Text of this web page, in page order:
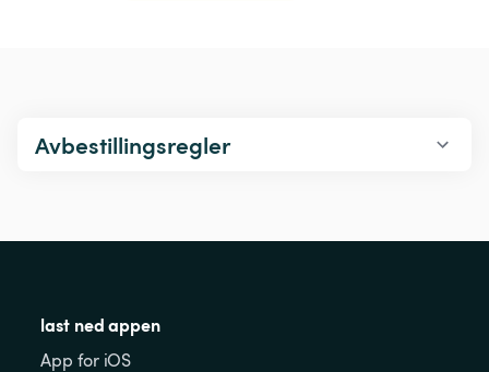
Avbestillingsregler
last ned appen
App for iOS